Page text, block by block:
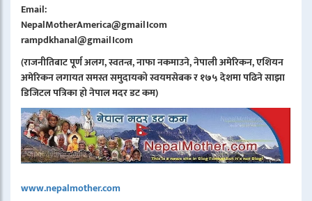
Email:
NepalMotherAmerica@gmail।com
rampdkhanal@gmail।com
(राजनीतिबाट पूर्ण अलग, स्वतन्त्र, नाफा नकमाउने, नेपाली अमेरिकन, एशियन
अमेरिकन लगायत समस्त समुदायको स्वयमसेबक र १७५ देशमा पढिने साझा
डिजिटल पत्रिका हो नेपाल मदर डट कम)
www.nepalmother.com